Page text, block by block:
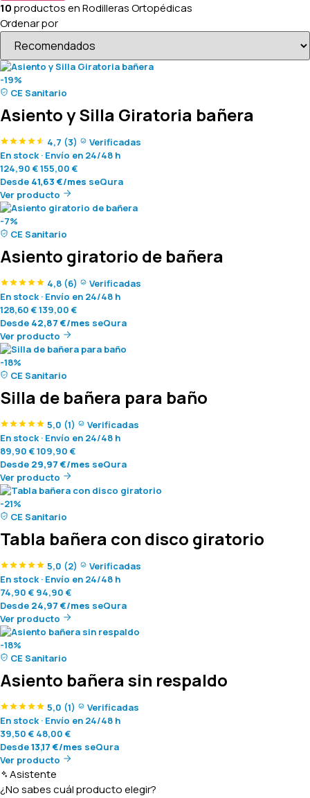
10productos enRodilleras Ortopédicas
Ordenar por
-19%
CE Sanitario
Asiento y Silla Giratoria bañera
4,7 (3)
Verificadas
En stock · Envío en 24/48 h
124,90 €155,00 €
Desde 41,63 €/mes seQura
Ver producto
-7%
CE Sanitario
Asiento giratorio de bañera
4,8 (6)
Verificadas
En stock · Envío en 24/48 h
128,60 €139,00 €
Desde 42,87 €/mes seQura
Ver producto
-18%
CE Sanitario
Silla de bañera para baño
5,0 (1)
Verificadas
En stock · Envío en 24/48 h
89,90 €109,90 €
Desde 29,97 €/mes seQura
Ver producto
-21%
CE Sanitario
Tabla bañera con disco giratorio
5,0 (2)
Verificadas
En stock · Envío en 24/48 h
74,90 € 94,90 €
Desde 24,97 €/mes seQura
Ver producto
-18%
CE Sanitario
Asiento bañera sin respaldo
5,0 (1)
Verificadas
En stock · Envío en 24/48 h
39,50 € 48,00 €
Desde13,17 €/mes seQura
Ver producto
Asistente
¿No sabes cuál producto elegir?